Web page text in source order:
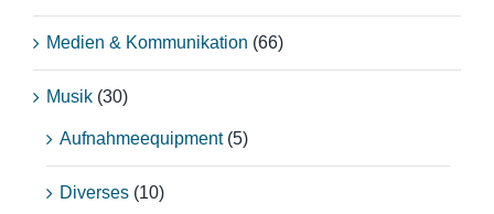
Medien & Kommunikation (66)
Musik (30)
Aufnahmeequipment (5)
Diverses (10)